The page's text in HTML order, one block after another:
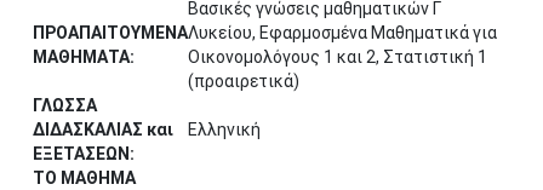
ΠΡΟΑΠΑΙΤΟΥΜΕΝΑ
ΜΑΘΗΜΑΤΑ:
Βασικές γνώσεις μαθηματικών Γ
Λυκείου, Εφαρμοσμένα Μαθηματικά για
Οικονομολόγους 1 και 2, Στατιστική 1
(προαιρετικά)
ΓΛΩΣΣΑ
ΔΙΔΑΣΚΑΛΙΑΣ και
ΕΞΕΤΑΣΕΩΝ:
Ελληνική
ΤΟ ΜΑΘΗΜΑ